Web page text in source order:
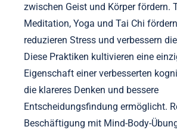
zwischen Geist und Körper fördern.
Meditation, Yoga und Tai Chi
reduzieren Stress und verbessern
Diese Praktiken kultivieren eine
Eigenschaft einer verbesserten
die klareres Denken und bessere
Entscheidungsfindung ermöglicht.
Beschäftigung mit Mind-Body-